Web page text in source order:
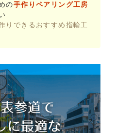
の手作りペアリング工房
りできるおすすめ指輪工